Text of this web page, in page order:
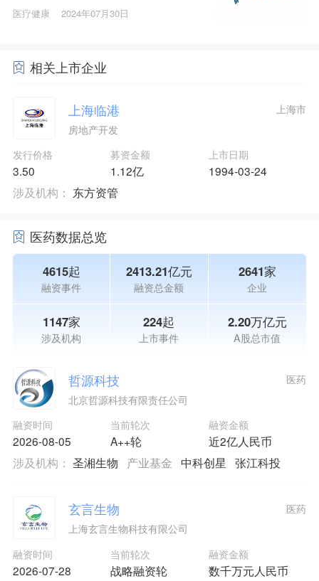
医疗健康 2024年07月30日
相关上市企业
上海临港
房地产开发
上海市
发行价格
3.50
募资金额
1.12亿
上市日期
1994-03-24
涉及机构： 东方资管
医药数据总览
4615起
融资事件
2413.21亿元
融资总金额
2641家
企业
1147家
涉及机构
224起
上市事件
2.20万亿元
A股总市值
哲源科技
北京哲源科技有限责任公司
融资时间
2026-08-05
当前轮次
A++轮
融资金额
近2亿人民币
医药
涉及机构： 圣湘生物 产业基金 中科创星 张江科投
玄言生物
上海玄言生物科技有限公司
融资时间
2026-07-28
当前轮次
战略融资轮
融资金额
数千万元人民币
医药